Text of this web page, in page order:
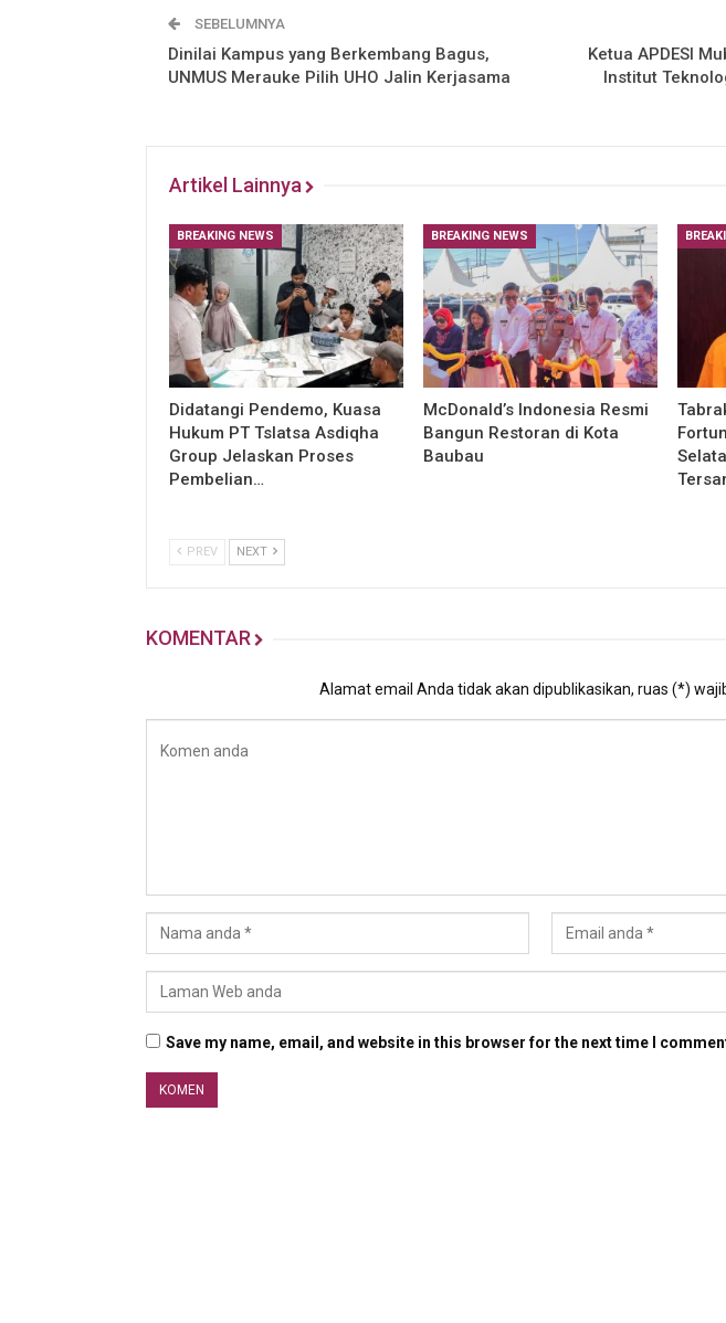
SEBELUMNYA
Dinilai Kampus yang Berkembang Bagus,
UNMUS Merauke Pilih UHO Jalin Kerjasama
Ketua APDESI
Institut
Artikel Lainnya
BREAKING NEWS
Didatangi Pendemo, Kuasa
Hukum PT Tslatsa Asdiqha
Group Jelaskan Proses
Pembelian…
BREAKING NEWS
McDonald’s Indonesia Resmi
Bangun Restoran di Kota
Baubau
PREV NEXT
KOMENTAR
Alamat email Anda tidak akan dipublikasikan, ruas (*)
Save my name, email, and website in this browser for the next time I